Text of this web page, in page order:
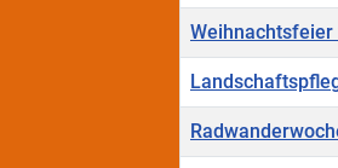
Weihnachtsfeier